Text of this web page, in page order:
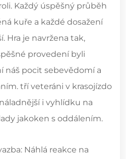
Každý úspěšný průběh
kuře a každé dosažení
Hra je navržena tak,
provedení byli
náš pocit sebevědomí a
tří veteráni v krasojízdo
i vyhlídku na
jakoken s oddálením.
Náhlá reakce na